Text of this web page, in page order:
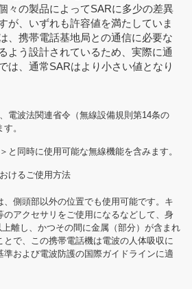
々の製品によってSARに多少の差異
が、いずれも許容値を満たしていま
、携帯電話基地局との通信に必要な
よう設計されているため、実際に通
は、通常SARはより小さい値となり
電波法関連省令（無線設備規則第14条の
。
と同時に使用可能な無線機能を含みます。
けるご使用方法
、側頭部以外の位置でも使用可能です。キ
のアクセサリをご使用になるなどして、身
上離し、かつその間に金属（部分）が含まれ
とで、この携帯電話機は電波の人体吸収に
準および電波防護の国際ガイドラインに適